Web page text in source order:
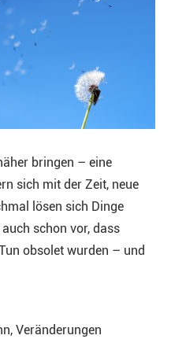
bringen – eine
sich mit der Zeit, neue
lösen sich Dinge
schon vor, dass
obsolet wurden – und
Veränderungen